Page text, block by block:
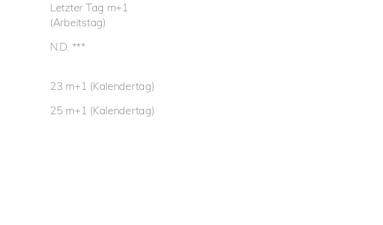
Letzter Tag m+1
(Arbeitstag)
N.D. ***
23 m+1 (Kalendertag)
25 m+1 (Kalendertag)